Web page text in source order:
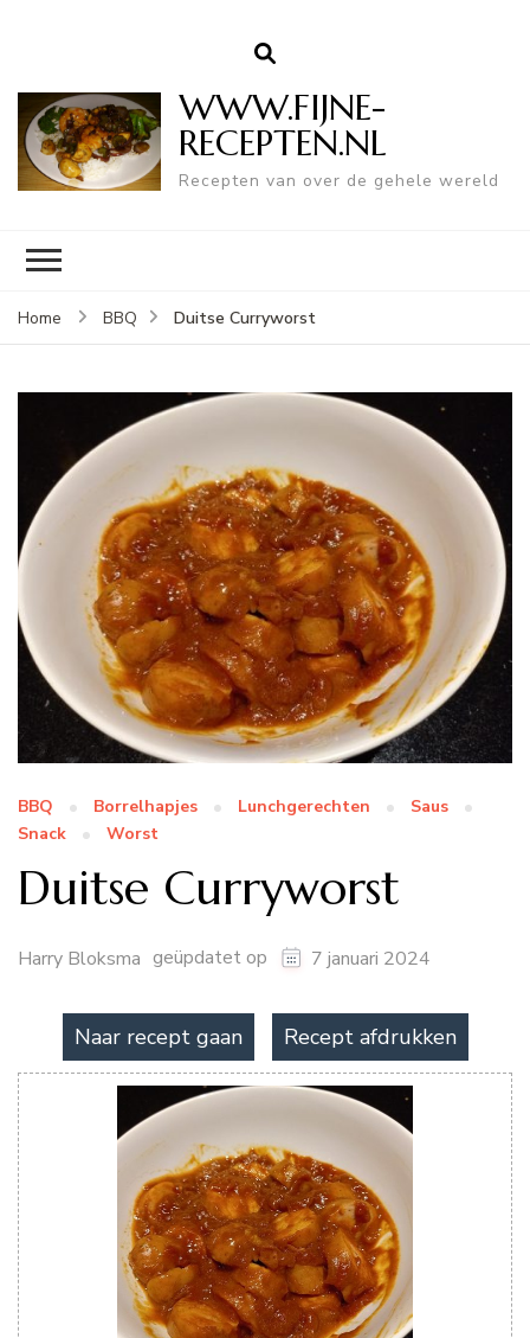
WWW.FIJNE-
RECEPTEN.NL
Recepten van over de gehele wereld
Home BBQ Duitse Curryworst
BBQ Borrelhapjes Lunchgerechten
Saus
Snack
Worst
Duitse Curryworst
Harry Bloksma geüpdatet op 7 januari 2024
Naar recept gaan Recept afdrukken